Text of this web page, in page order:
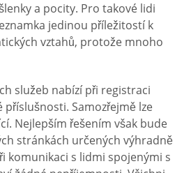
a pocity. Pro takové lidi
jedinou příležitostí k
vztahů, protože mnoho
služeb nabízí při registraci
příslušnosti. Samozřejmě lze
Nejlepším řešením však bude
stránkách určených výhradně
komunikaci s lidmi spojenými s